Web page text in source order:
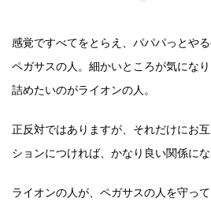
感覚ですべてをとらえ、パパパっとや
ペガサスの人。細かいところが気にな
詰めたいのがライオンの人。
正反対ではありますが、それだけにお
ションにつければ、かなり良い関係に
ライオンの人が、ペガサスの人を守っ